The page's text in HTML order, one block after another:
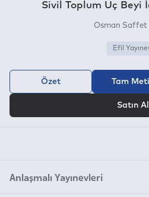
Sivil Toplum Uç Beyi
Osman Saffet
Efil
Özet Tam
Satın Al
Anlaşmalı Yayınevleri